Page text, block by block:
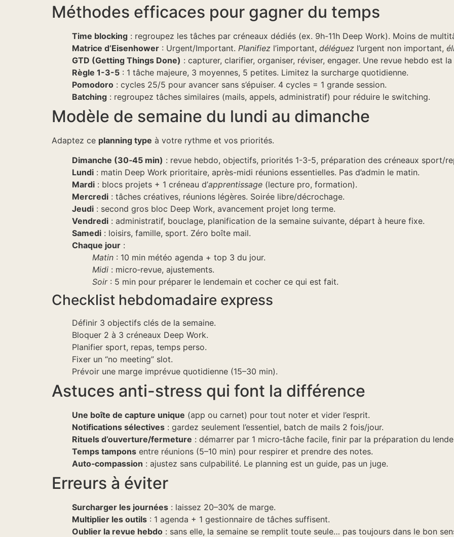
Méthodes efficaces pour gagner du temps
Time blocking : regroupez les tâches par créneaux dédiés (ex. 9h-11h Deep Work). Moins de
Matrice d’Eisenhower : Urgent/Important. Planifiez l’important, déléguez l’urgent non important,
GTD (Getting Things Done) : capturer, clarifier, organiser, réviser, engager. Une revue hebdo est la
Règle 1-3-5 : 1 tâche majeure, 3 moyennes, 5 petites. Limitez la surcharge quotidienne.
Pomodoro : cycles 25/5 pour avancer sans s’épuiser. 4 cycles = 1 grande session.
Batching : regroupez tâches similaires (mails, appels, administratif) pour réduire le switching.
Modèle de semaine du lundi au dimanche
Adaptez ce planning type à votre rythme et vos priorités.
Dimanche (30‑45 min) : revue hebdo, objectifs, priorités 1-3-5, préparation des créneaux sport/
Lundi : matin Deep Work prioritaire, après-midi réunions essentielles. Pas d’admin le matin.
Mardi : blocs projets + 1 créneau d’apprentissage (lecture pro, formation).
Mercredi : tâches créatives, réunions légères. Soirée libre/décrochage.
Jeudi : second gros bloc Deep Work, avancement projet long terme.
Vendredi : administratif, bouclage, planification de la semaine suivante, départ à heure fixe.
Samedi : loisirs, famille, sport. Zéro boîte mail.
Chaque jour :
Matin : 10 min météo agenda + top 3 du jour.
Midi : micro‑revue, ajustements.
Soir: 5 min pour préparer le lendemain et cocher ce qui est fait.
Checklist hebdomadaire express
Définir 3 objectifs clés de la semaine.
Bloquer 2 à 3 créneaux Deep Work.
Planifier sport, repas, temps perso.
Fixer un “no meeting” slot.
Prévoir une marge imprévue quotidienne (15–30 min).
Astuces anti-stress qui font la différence
Une boîte de capture unique (app ou carnet) pour tout noter et vider l’esprit.
Notifications sélectives : gardez seulement l’essentiel, batch de mails 2 fois/jour.
Rituels d’ouverture/fermeture : démarrer par 1 micro‑tâche facile, finir par la préparation du
Temps tampons entre réunions (5–10 min) pour respirer et prendre des notes.
Auto‑compassion : ajustez sans culpabilité. Le planning est un guide, pas un juge.
Erreurs à éviter
Surcharger les journées : laissez 20–30% de marge.
Multiplier les outils : 1 agenda + 1 gestionnaire de tâches suffisent.
Oublier la revue hebdo : sans elle, la semaine se remplit toute seule… pas toujours dans le bon